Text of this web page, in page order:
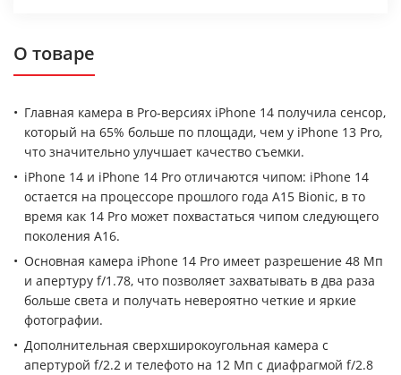
О товаре
Главная камера в Pro-версиях iPhone 14 получила сенсор,
который на 65% больше по площади, чем у iPhone 13 Pro,
что значительно улучшает качество съемки.
iPhone 14 и iPhone 14 Pro отличаются чипом: iPhone 14
остается на процессоре прошлого года A15 Bionic, в то
время как 14 Pro может похвастаться чипом следующего
поколения A16.
Основная камера iPhone 14 Pro имеет разрешение 48 Мп
и апертуру f/1.78, что позволяет захватывать в два раза
больше света и получать невероятно четкие и яркие
фотографии.
Дополнительная сверхширокоугольная камера с
апертурой f/2.2 и телефото на 12 Мп с диафрагмой f/2.8